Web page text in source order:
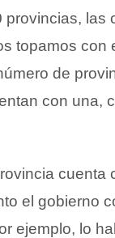
las
topamos con
de
con una,
cuenta
el gobierno
ejemplo, lo